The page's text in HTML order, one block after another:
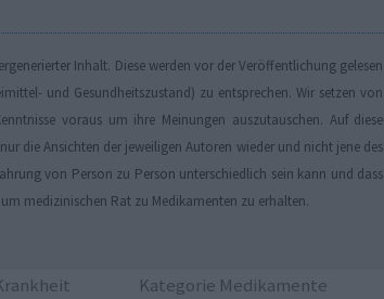
Inhalt. Diese werden vor der Veröffentlichung gelesen
und Gesundheitszustand) zu entsprechen. Wir setzen von
voraus um ihre Meinungen auszutauschen. Auf diese
die Ansichten der jeweiligen Autoren wieder und nicht jene des
von Person zu Person unterschiedlich sein kann und dass
medizinischen Rat zu Medikamenten zu erhalten.
Kategorie Medikamente